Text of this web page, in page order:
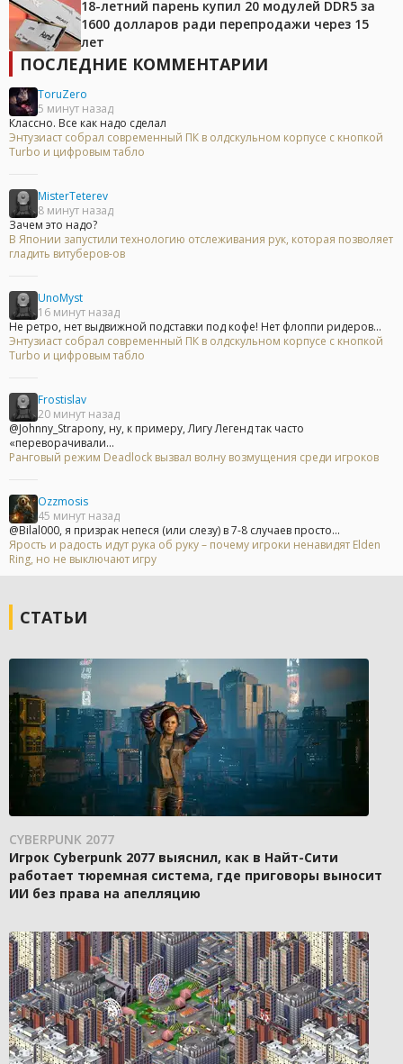
18-летний парень купил 20 модулей DDR5 за
1600 долларов ради перепродажи через 15
лет
ПОСЛЕДНИЕ КОММЕНТАРИИ
ToruZero
5 минут назад
Классно. Все как надо сделал
Энтузиаст собрал современный ПК в олдскульном корпусе с кнопкой
Turbo и цифровым табло
MisterTeterev
8 минут назад
Зачем это надо?
В Японии запустили технологию отслеживания рук, которая позволяет
гладить витуберов-ов
UnoMyst
16 минут назад
Не ретро, нет выдвижной подставки под кофе! Нет флоппи ридеров...
Энтузиаст собрал современный ПК в олдскульном корпусе с кнопкой
Turbo и цифровым табло
Frostislav
20 минут назад
@Johnny_Strapony, ну, к примеру, Лигу Легенд так часто
«переворачивали...
Ранговый режим Deadlock вызвал волну возмущения среди игроков
Ozzmosis
45 минут назад
@Bilal000, я призрак непеся (или слезу) в 7-8 случаев просто...
Ярость и радость идут рука об руку – почему игроки ненавидят Elden
Ring, но не выключают игру
СТАТЬИ
CYBERPUNK 2077
Игрок Cyberpunk 2077 выяснил, как в Найт-Сити
работает тюремная система, где приговоры выносит
ИИ без права на апелляцию